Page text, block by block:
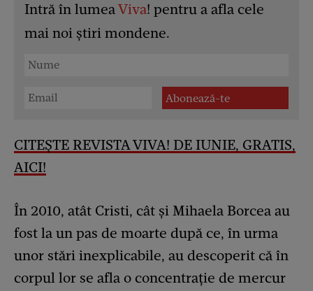
Intră în lumeaViva! pentru a afla cele
mai noi știri mondene.
CITEȘTE REVISTA VIVA! DE IUNIE, GRATIS,
AICI!
În 2010, atât Cristi, cât și Mihaela Borcea au
fost la un pas de moarte după ce, în urma
unor stări inexplicabile, au descoperit că în
corpul lor se afla o concentrație de mercur